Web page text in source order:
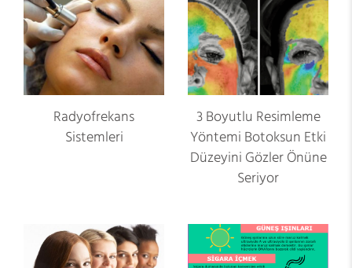
Radyofrekans
Sistemleri
3 Boyutlu Resimleme
Yöntemi Botoksun Etki
Düzeyini Gözler Önüne
Seriyor